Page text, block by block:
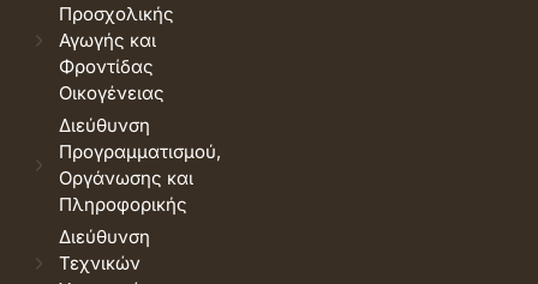
Προσχολικής
Αγωγής και
Φροντίδας
Οικογένειας
Διεύθυνση
Προγραμματισμού,
Οργάνωσης και
Πληροφορικής
Διεύθυνση
Τεχνικών